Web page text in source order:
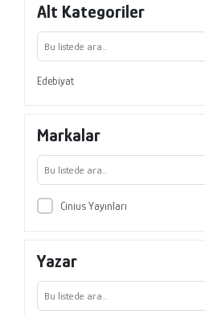
Alt Kategoriler
Edebiyat
Markalar
Cinius Yayınları
Yazar